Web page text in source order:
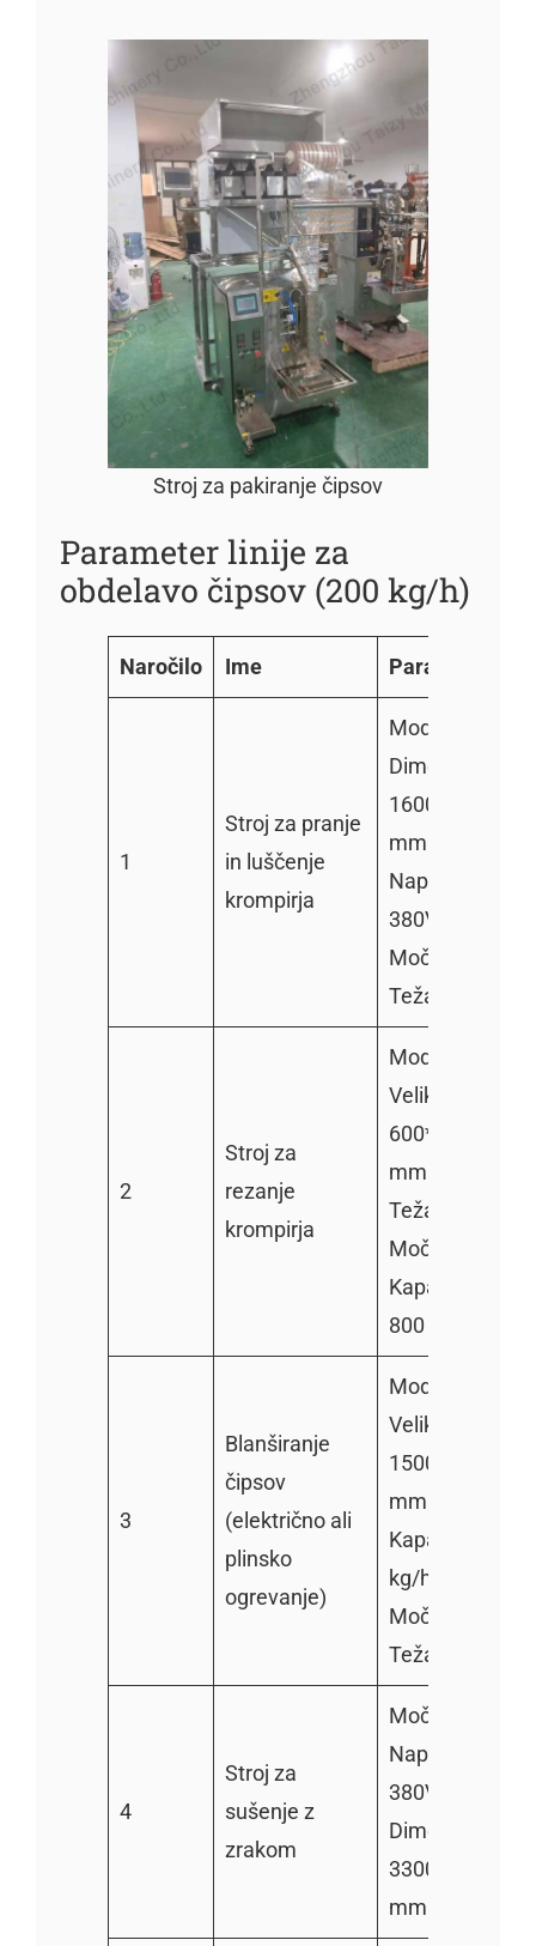
Stroj za pakiranje čipsov
Parameter linije za
obdelavo čipsov (200 kg/h)
Naročilo Ime Parameter
1
Stroj za pranje
in luščenje
krompirja
Model: TZ-800
Dimenzije:
1600*850*800
mm
Napetost:
380V/220V
Moč: 0,75 kW
Teža: 220 kg
2
Stroj za
rezanje
krompirja
Model: TZ-600
Velikost:
600*500*900
mm
Teža: 70 kg
Moč: 0,75 kW
Kapaciteta:
800 kg/h
3
Blanširanje
čipsov
(električno ali
plinsko
ogrevanje)
Model: TZ-
Velikost:
mm
Kapaciteta: 200
kg/h
Moč: 5 kW/h
Teža: 240 kg
4
Stroj za
sušenje z
zrakom
Moč: 3,75 kW
Napetost: 220V
380V
Dimenzije:
mm